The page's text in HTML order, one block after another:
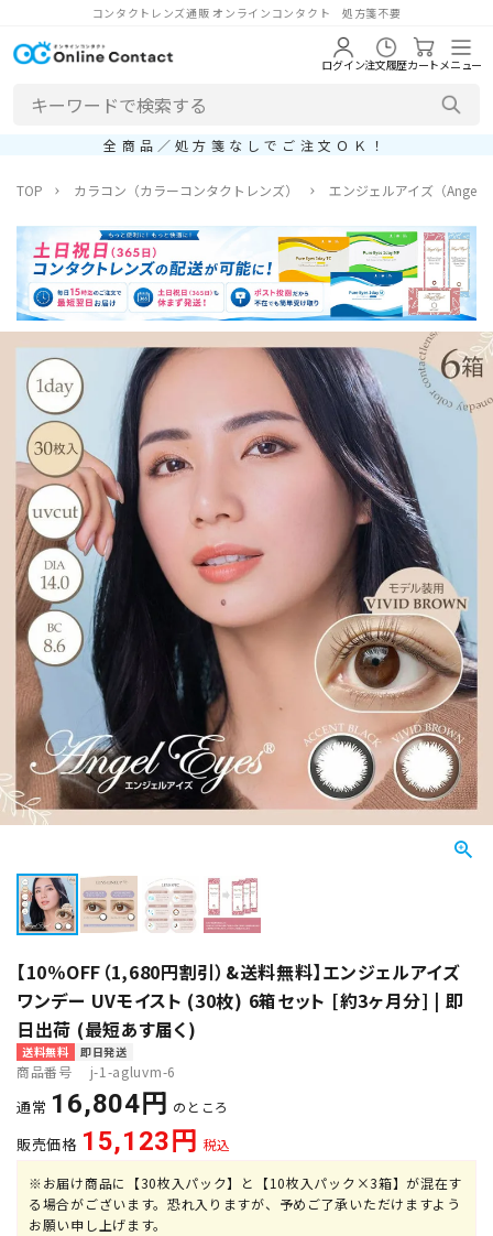
コンタクトレンズ通販 オンラインコンタクト 処方箋不要
ログイン注文履歴カートメニュー
全商品／処方箋なしでご注文ＯＫ！
TOP カラコン（カラーコンタクトレンズ） エンジェルアイズ（Angel
【10％OFF（1,680円割引）&送料無料】エンジェルアイズ
ワンデー UVモイスト (30枚) 6箱セット [約3ヶ月分] | 即
日出荷 (最短あす届く)
送料無料 即日発送
商品番号 j-1-agluvm-6
通常 16,804 のところ
販売価格 15,123 税込
※お届け商品に【30枚入パック】と【10枚入パック×3箱】が混在す
る場合がございます。恐れ入りますが、予めご了承いただけますよう
お願い申し上げます。